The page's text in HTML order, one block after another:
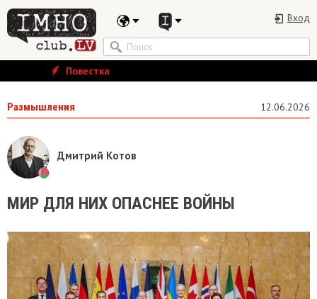
Вход
Повестка
Размышления 12.06.2026
Дмитрий Котов
МИР ДЛЯ НИХ ОПАСНЕЕ ВОЙНЫ